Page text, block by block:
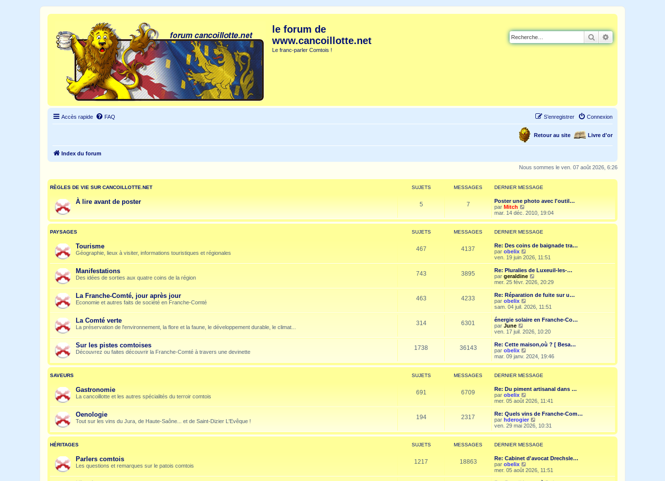
le forum de
www.cancoillotte.net
Le franc-parler Comtois !
Rechercher
Accès rapide FAQ Connexion
S’enregistrer
Livre d'or
Retour au site
Index du forum
Nous sommes le ven. 07 août 2026, 6:26
RÈGLES DE VIE SUR CANCOILLOTTE.NET SUJETS MESSAGES DERNIER MESSAGE
À lire avant de poster 5 7
Poster une photo avec l'outil…
par Mitch
o
i
r
l
e
r
n
i
e
r
m
e
s
s
a
g
e
mar. 14 déc. 2010, 19:04
PAYSAGES SUJETS MESSAGES DERNIER MESSAGE
Tourisme
Géographie, lieux à visiter, informations touristiques et régionales
467 4137
Re: Des coins de baignade tra…
par obelix
o
i
r
l
e
r
n
i
r
e
s
s
g
e
ven. 19 juin 2026, 11:51
Manifestations
Des idées de sorties aux quatre coins de la région
743 3895
Re: Pluralies de Luxeuil-les-…
par geraldine
o
i
r
e
d
r
n
i
r
e
s
a
e
mer. 25 févr. 2026, 20:29
La Franche-Comté, jour après jour
Economie et autres faits de société en Franche-Comté
463 4233
Re: Réparation de fuite sur u…
par obelix
o
i
r
e
e
r
n
i
e
m
s
a
g
e
sam. 04 juil. 2026, 11:51
La Comté verte
La préservation de l'environnement, la flore et la faune, le développement durable, le climat...
314 6301
énergie solaire en Franche-Co…
par June
o
i
r
l
e
e
r
n
e
r
m
e
s
s
a
g
e
ven. 17 juil. 2026, 10:20
Sur les pistes comtoises
Découvrez ou faites découvrir la Franche-Comté à travers une devinette
1738 36143
Re: Cette maison,où ? [ Besa…
par obelix
o
i
r
l
e
n
i
e
r
m
e
s
g
mar. 09 janv. 2024, 19:46
SAVEURS SUJETS MESSAGES DERNIER MESSAGE
Gastronomie
La cancoillotte et les autres spécialités du terroir comtois
691 6709
Re: Du piment artisanal dans …
par obelix
o
i
r
l
e
e
r
n
e
m
e
mer. 05 août 2026, 11:41
Oenologie
Tout sur les vins du Jura, de Haute-Saône... et de Saint-Dizier L'Evêque !
194 2317
Re: Quels vins de Franche-Com…
par hderogier
o
i
r
l
e
n
i
ven. 29 mai 2026, 10:31
HÉRITAGES SUJETS MESSAGES DERNIER MESSAGE
Parlers comtois
Les questions et remarques sur le patois comtois
1217 18863
Re: Cabinet d'avocat Drechsle…
par obelix
o
i
mer. 05 août 2026, 11:51